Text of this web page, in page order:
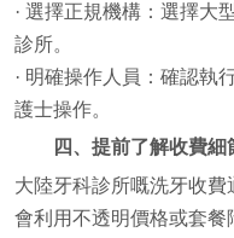
· 選擇正規機構：選擇大
診所。
· 明確操作人員：確認執
護士操作。
四、提前了解收費細
大陸牙科診所嘅洗牙收
會利用不透明價格或套餐